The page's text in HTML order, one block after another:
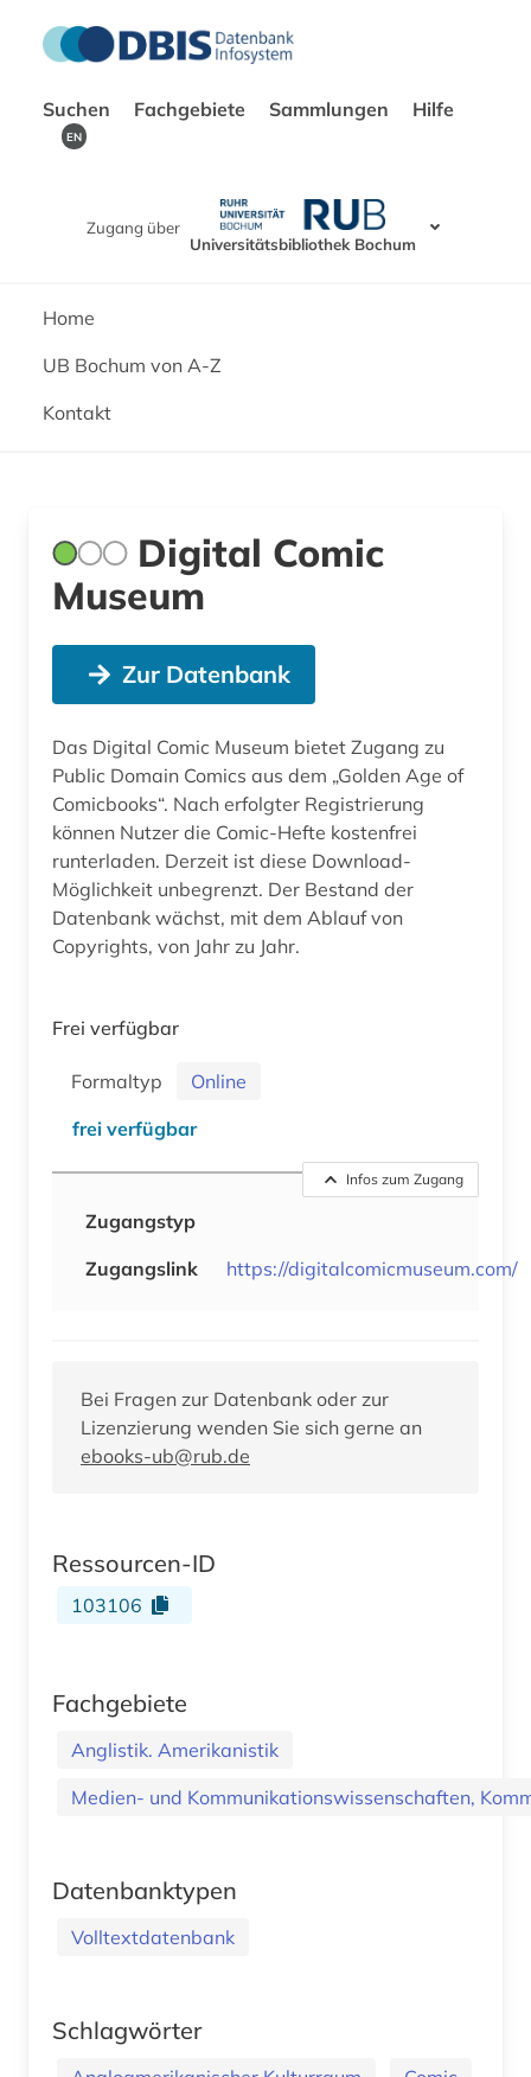
Suchen Fachgebiete Sammlungen Hilfe
EN
Zugang über
Universitätsbibliothek Bochum
Home
UB Bochum von A-Z
Kontakt
Digital Comic
Museum
Zur Datenbank
Das Digital Comic Museum bietet Zugang zu
Public Domain Comics aus dem „Golden Age of
Comicbooks“. Nach erfolgter Registrierung
können Nutzer die Comic-Hefte kostenfrei
runterladen. Derzeit ist diese Download-
Möglichkeit unbegrenzt. Der Bestand der
Datenbank wächst, mit dem Ablauf von
Copyrights, von Jahr zu Jahr.
Frei verfügbar
Formaltyp
Online
frei verfügbar
Infos zum Zugang
Zugangstyp
Zugangslink
https://digitalcomicmuseum.com/
Bei Fragen zur Datenbank oder zur
Lizenzierung wenden Sie sich gerne an
ebooks-ub@rub.de
Ressourcen-ID
103106
Fachgebiete
Anglistik. Amerikanistik
Medien- und Kommunikationswissenschaften,
Datenbanktypen
Volltextdatenbank
Schlagwörter